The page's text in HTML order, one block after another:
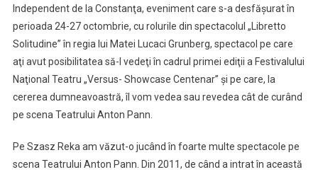
Independent de la Constanţa, eveniment care s-a desfăşurat în
perioada 24-27 octombrie, cu rolurile din spectacolul „Libretto
Solitudine” în regia lui Matei Lucaci Grunberg, spectacol pe care
aţi avut posibilitatea să-l vedeţi în cadrul primei ediţii a Festivalului
Naţional Teatru „Versus- Showcase Centenar” şi pe care, la
cererea dumneavoastră, îl vom vedea sau revedea cât de curând
pe scena Teatrului Anton Pann.
Pe Szasz Reka am văzut-o jucând în foarte multe spectacole pe
scena Teatrului Anton Pann. Din 2011, de când a intrat în această